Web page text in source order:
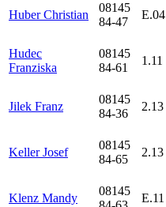
Huber Christian
08145
84-47
E.04
Hudec
Franziska
08145
84-61
1.11
Jilek Franz
08145
84-36
2.13
Keller Josef
08145
84-65
2.13
Klenz Mandy
08145
E.11